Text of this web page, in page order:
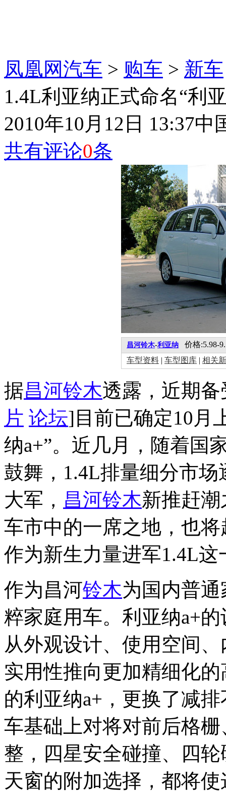
凤凰网汽车 > 购车 > 新车
1.4L利亚纳正式命名“利
2010年10月12日 13:37中
共有评论0条
昌河铃木-利亚纳 价格:5.98-
车型资料 | 车型图库 | 相关
据昌河铃木透露，近期
片 论坛]目前已确定10月
纳a+”。近几月，随着国
鼓舞，1.4L排量细分市
大军， 昌河铃木新推赶
车市中的一席之地，也
作为新生力量进军1.4L这
作为昌河铃木为国内普
粹家庭用车。利亚纳a+
从外观设计、使用空间
实用性推向更加精细化
的利亚纳a+，更换了减
车基础上对将对前后格
整，四星安全碰撞、四
天窗的附加选择，都将